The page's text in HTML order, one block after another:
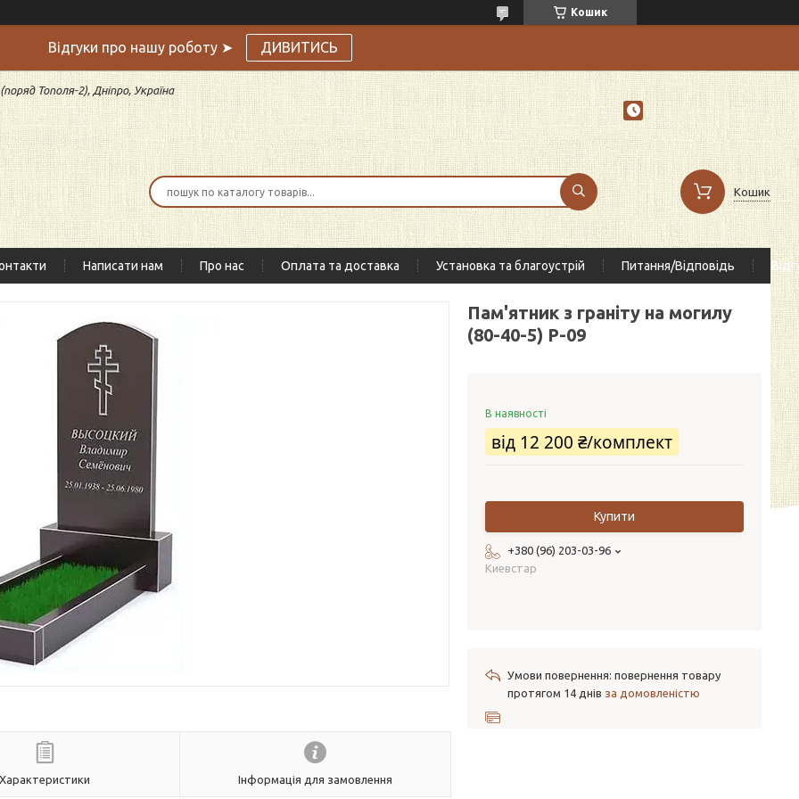
Кошик
Відгуки про нашу роботу ➤ ДИВИТИСЬ
Тополя-2), Дніпро, Україна
Кошик
Написати нам Про нас Оплата та доставка Установка та благоустрій Питання/Відповідь
Характеристики Інформація для замовлення
Пам'ятник з граніту на могилу
(80-40-5) Р-09
В наявності
від 12 200 ₴/комплект
Купити
+380 (96) 203-03-96
Киевстар
повернення товару
протягом 14 днів за домовленістю